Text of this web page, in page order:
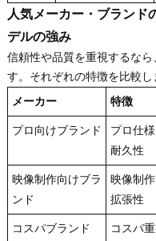
人気メーカー・ブランド
デルの強み
信頼性や品質を重視するな
す。それぞれの特徴を比較し
メーカー 特徴
プロ向けブランド
プロ仕
耐久性
映像制作向けブラ
ンド
映像制
拡張性
コスパブランド
コスパ